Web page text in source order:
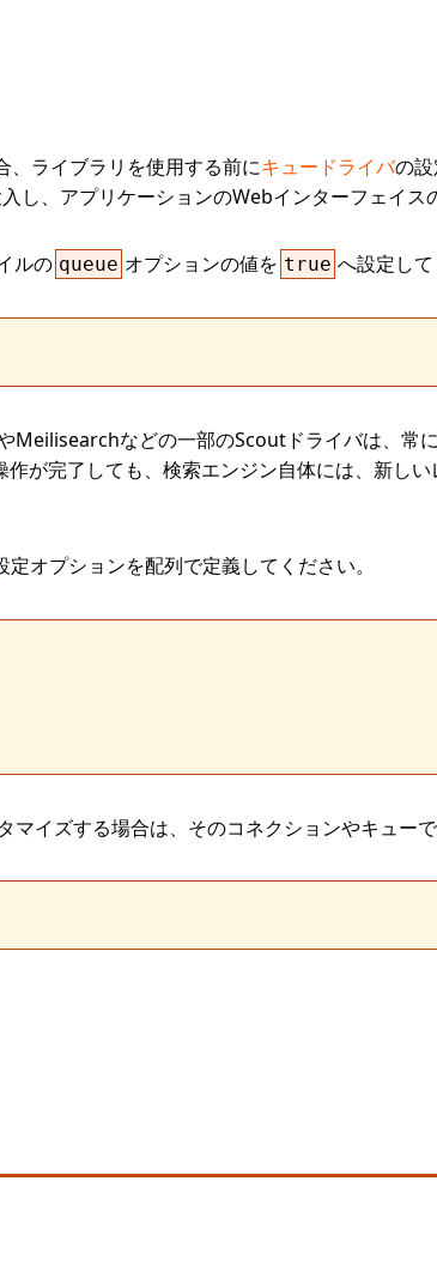
、ライブラリを使用する前にキュードライバの
、アプリケーションのWebインターフェイス
ルの queue オプションの値を true へ設定して
Meilisearchなどの一部のScoutドライバは、常
が完了しても、検索エンジン自体には、新し
定オプションを配列で定義してください。
イズする場合は、そのコネクションやキュー